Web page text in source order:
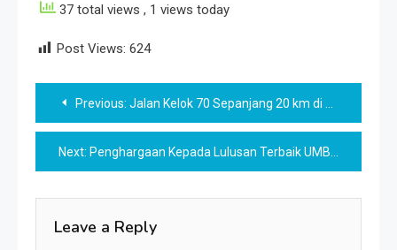
37 total views , 1 views today
Post Views: 624
Post
navigation
Previous: Jalan Kelok 70 Sepanjang 20 km di Kolli Hills
Next: Penghargaan Kepada Lulusan Terbaik UMBY: Prestasi dan Peluang Masa Depan
Leave a Reply